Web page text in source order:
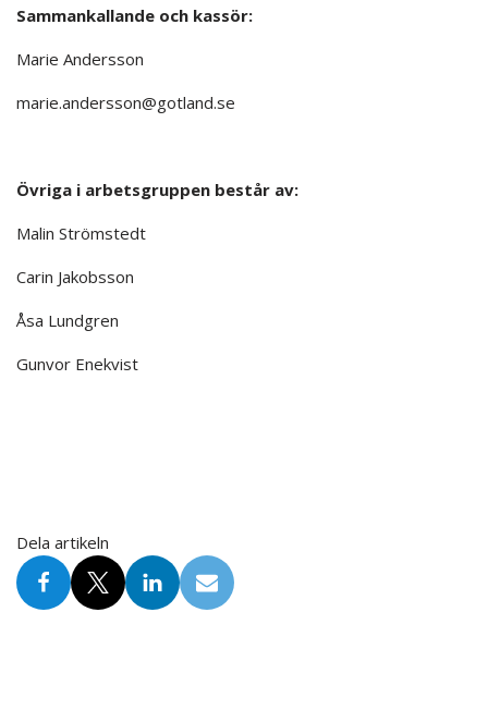
Sammankallande och kassör:
Marie Andersson
marie.andersson@gotland.se
Övriga i arbetsgruppen består av:
Malin Strömstedt
Carin Jakobsson
Åsa Lundgren
Gunvor Enekvist
Dela artikeln